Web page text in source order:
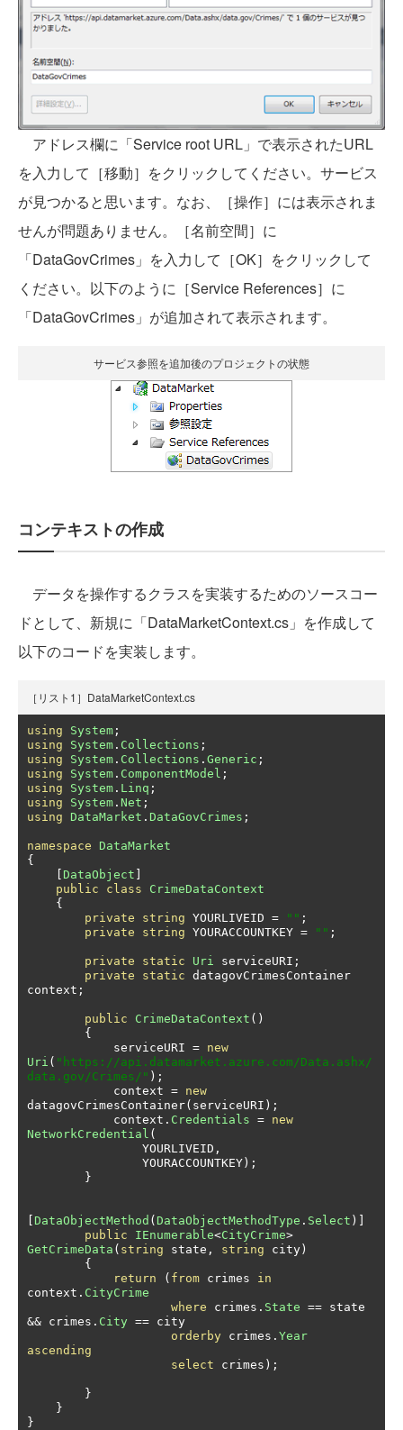
アドレス欄に「Service root URL」で表示されたURL
を入力して［移動］をクリックしてください。サービス
が見つかると思います。なお、［操作］には表示されま
せんが問題ありません。［名前空間］に
「DataGovCrimes」を入力して［OK］をクリックして
ください。以下のように［Service References］に
「DataGovCrimes」が追加されて表示されます。
サービス参照を追加後のプロジェクトの状態
コンテキストの作成
データを操作するクラスを実装するためのソースコー
ドとして、新規に「DataMarketContext.cs」を作成して
以下のコードを実装します。
［リスト1］DataMarketContext.cs
using System ;
using
System . Collections ;
using
System . Collections . Generic ;
using
System . ComponentModel ;
using
System . Linq ;
using
System . Net ;
using DataMarket . DataGovCrimes ;
namespace DataMarket
{
[DataObject ]
public
class
CrimeDataContext
{
private
string YOURLIVEID = "" ;
private
string YOURACCOUNTKEY = "" ;
private static Uri serviceURI ;
private
static datagovCrimesContainer
context ;
public CrimeDataContext ()
{
            serviceURI
= new
Uri ( "https://api.datamarket.azure.com/Data.ashx/
data.gov/Crimes/" );
            context
= new
datagovCrimesContainer( serviceURI );
            context
. Credentials = new
NetworkCredential (
                YOURLIVEID
,
                YOURACCOUNTKEY
);
}
[DataObjectMethod (DataObjectMethodType . Select )]
public
IEnumerable<CityCrime>
GetCrimeData ( string state , string city)
{
return
( from crimes in
context . CityCrime
where crimes . State ==
&& crimes . City == city
orderby crimes . Year
ascending
select crimes );
}
}
}